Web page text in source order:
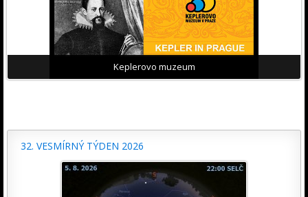
Keplerovo muzeum
32. VESMÍRNÝ TÝDEN 2026